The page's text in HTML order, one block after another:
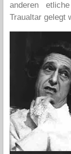
anderen
Traualtar gelegt